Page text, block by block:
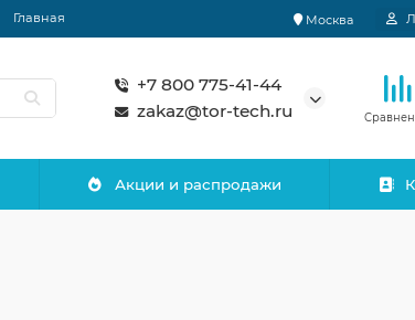
Главная Москва
+7 800 775-41-44
zakaz@tor-tech.ru
Акции и распродажи